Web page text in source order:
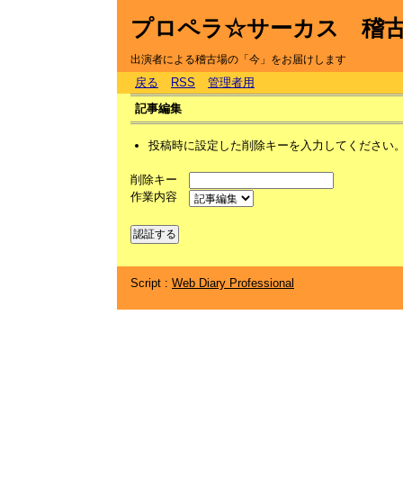
プロペラ☆サーカス 稽
出演者による稽古場の「今」をお届けします
戻る RSS
管理者用
記事編集
投稿時に設定した削除キーを入力してください
削除キー
作業内容
Script : Web Diary Professional